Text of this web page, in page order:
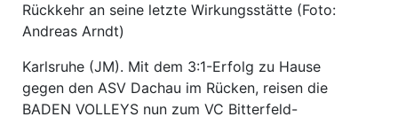
Rückkehr an seine letzte Wirkungsstätte (Foto:
Andreas Arndt)
Karlsruhe (JM). Mit dem 3:1-Erfolg zu Hause
gegen den ASV Dachau im Rücken, reisen die
BADEN VOLLEYS nun zum VC Bitterfeld-